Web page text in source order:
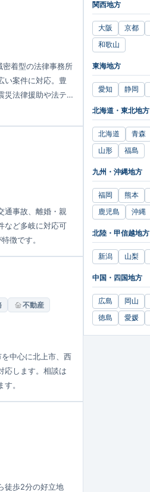
密着型の法律事務所
い案件に対応。豊
災法律援助や法テ
通事故、離婚・親
など多岐に対応可
徴です。
不動産
中心に北上市、西
応します。相談は
。
徒歩2分の好立地
関西地方
大阪 京都
和歌山
東海地方
愛知 静岡
北海道・東北地方
北海道 青森
山形
福島
九州・沖縄地方
福岡 熊本
鹿児島
沖縄
北陸・甲信越地方
新潟 山梨
中国・四国地方
広島 岡山
徳島
愛媛